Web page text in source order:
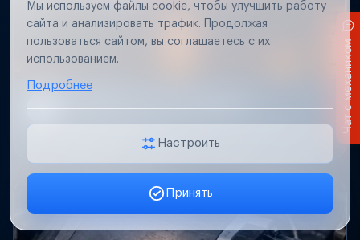
Проверим проводку и разъемы, восстановим
освещение прицепа.
Мы используем файлы cookie, чтобы улучшить работу
сайта и анализировать трафик. Продолжая
пользоваться сайтом, вы соглашаетесь с их
использованием.
Подробнее
Настроить
Принять
Заявка онлайн
Чат с механиком